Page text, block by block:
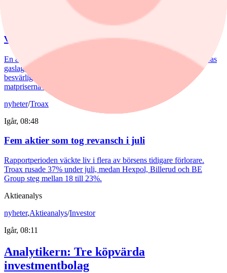
Hemberg: Energikris och ny inflationsvåg
väntar
En andra våg av dyra energipriser kan nå oss redan i höst. Europas
gaslager pekar i den riktningen. Samtidigt möter svenskarna
besvärligt höga elpriser, fyra kronor dyrare bensin och att
matpriserna tickar uppåt.
nyheter/Troax
Igår, 08:48
Fem aktier som tog revansch i juli
Rapportperioden väckte liv i flera av börsens tidigare förlorare.
Troax rusade 37% under juli, medan Hexpol, Billerud och BE
Group steg mellan 18 till 23%.
Aktieanalys
nyheter,Aktieanalys/Investor
Igår, 08:11
Analytikern: Tre köpvärda
investmentbolag